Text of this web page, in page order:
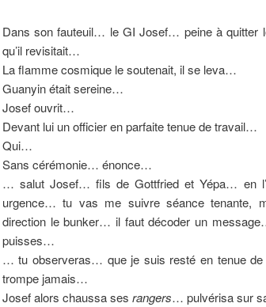
Dans son fauteuil… le GI Josef… peine à quitter
qu’il revisitait…
La flamme cosmique le soutenait, il se leva…
Guanyin était sereine…
Josef ouvrit…
Devant lui un officier en parfaite tenue de travail…
Qui…
Sans cérémonie… énonce…
… salut Josef… fils de Gottfried et Yépa… en
urgence… tu vas me suivre séance tenante,
direction le bunker… il faut décoder un
puisses…
… tu observeras… que je suis resté en tenue
trompe jamais…
Josef alors chaussa ses rangers… pulvérisa sur